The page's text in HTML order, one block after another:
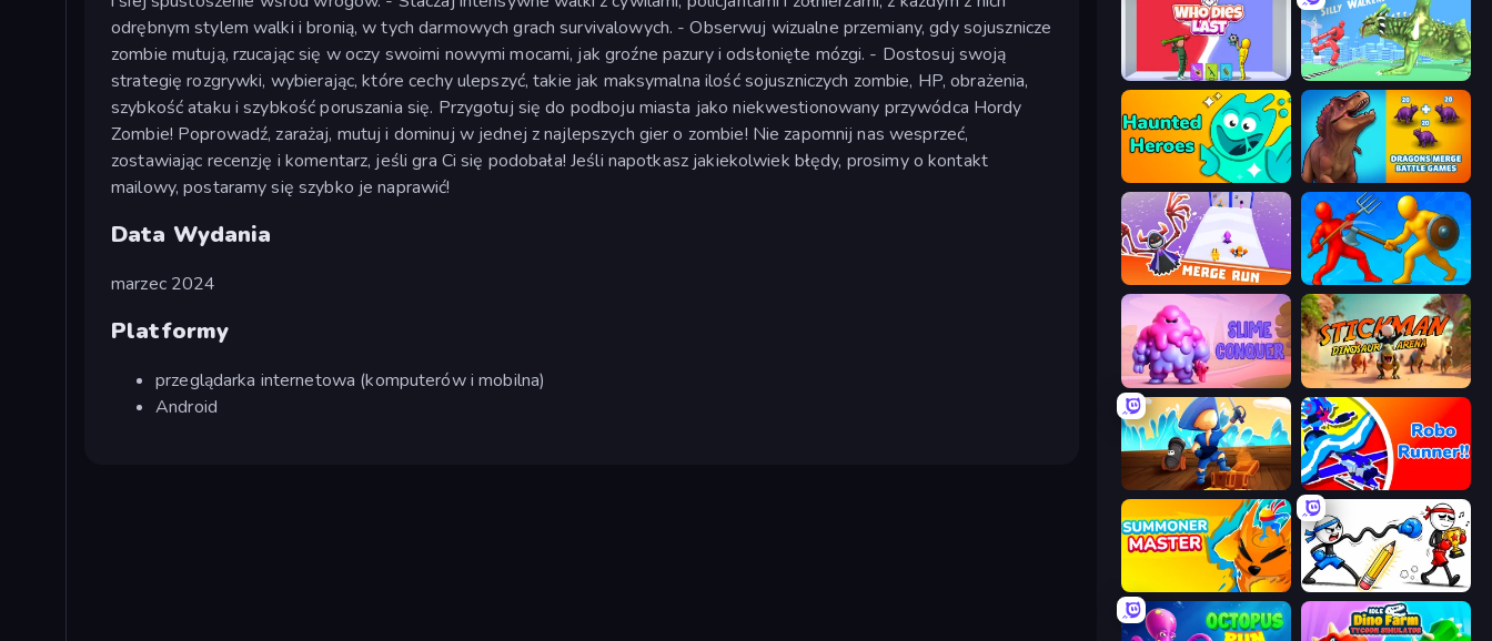
odrębnym stylem walki i bronią, w tych darmowych grach survivalowych. - Obserwuj wizualne przemiany, gdy sojusznicze
zombie mutują, rzucając się w oczy swoimi nowymi mocami, jak groźne pazury i odsłonięte mózgi. - Dostosuj swoją
strategię rozgrywki, wybierając, które cechy ulepszyć, takie jak maksymalna ilość sojuszniczych zombie, HP, obrażenia,
szybkość ataku i szybkość poruszania się. Przygotuj się do podboju miasta jako niekwestionowany przywódca Hordy
Zombie! Poprowadź, zarażaj, mutuj i dominuj w jednej z najlepszych gier o zombie! Nie zapomnij nas wesprzeć,
zostawiając recenzję i komentarz, jeśli gra Ci się podobała! Jeśli napotkasz jakiekolwiek błędy, prosimy o kontakt
mailowy, postaramy się szybko je naprawić!
Data Wydania
marzec 2024
Platformy
przeglądarka internetowa (komputerów i mobilna)
Android
Who Dies Last? Silly Walkers
Haunted Heroes Dragons Merge: Battle Games
Merge Run Epic Sword Battle! Fight in Arena
Slime Conquer: Epic Battles Stickman: Dinosaur Arena
Captains Idle Robo Runner
Summoner Master Doodle Smash